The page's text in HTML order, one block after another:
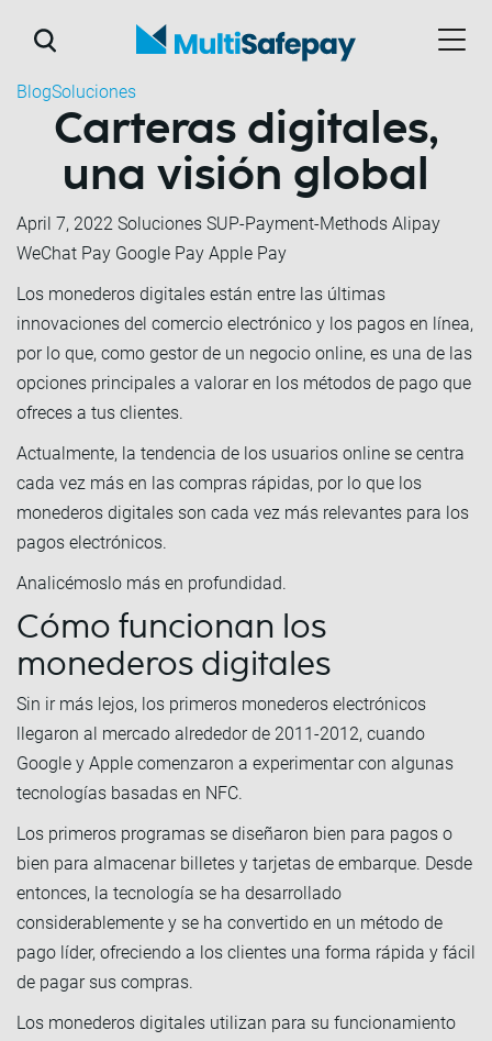
BlogSoluciones
Carteras digitales,
una visión global
April 7, 2022 Soluciones SUP-Payment-Methods Alipay
WeChat Pay Google Pay Apple Pay
Los monederos digitales están entre las últimas
innovaciones del comercio electrónico y los pagos en línea,
por lo que, como gestor de un negocio online, es una de las
opciones principales a valorar en los métodos de pago que
ofreces a tus clientes.
Actualmente, la tendencia de los usuarios online se centra
cada vez más en las compras rápidas, por lo que los
monederos digitales son cada vez más relevantes para los
pagos electrónicos.
Analicémoslo más en profundidad.
Cómo funcionan los
monederos digitales
Sin ir más lejos, los primeros monederos electrónicos
llegaron al mercado alrededor de 2011-2012, cuando
Google y Apple comenzaron a experimentar con algunas
tecnologías basadas en NFC.
Los primeros programas se diseñaron bien para pagos o
bien para almacenar billetes y tarjetas de embarque. Desde
entonces, la tecnología se ha desarrollado
considerablemente y se ha convertido en un método de
pago líder, ofreciendo a los clientes una forma rápida y fácil
de pagar sus compras.
Los monederos digitales utilizan para su funcionamiento